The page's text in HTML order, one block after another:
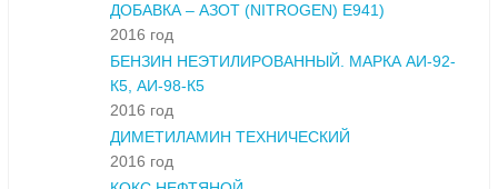
ДОБАВКА – АЗОТ (NITROGEN) E941)
2016 год
БЕНЗИН НЕЭТИЛИРОВАННЫЙ. МАРКА АИ-92-
К5, АИ-98-К5
2016 год
ДИМЕТИЛАМИН ТЕХНИЧЕСКИЙ
2016 год